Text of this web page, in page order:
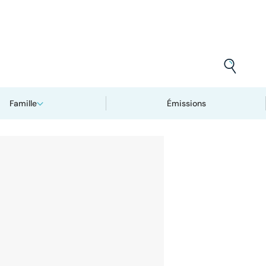
Famille Émissions